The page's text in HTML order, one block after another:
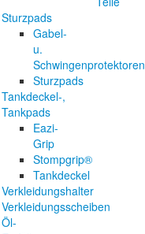
Sturzpads
Gabel-
u.
Schwingenprotektoren
Sturzpads
Tankdeckel-,
Tankpads
Eazi-
Grip
Stompgrip®
Tankdeckel
Verkleidungshalter
Verkleidungsscheiben
Öl-